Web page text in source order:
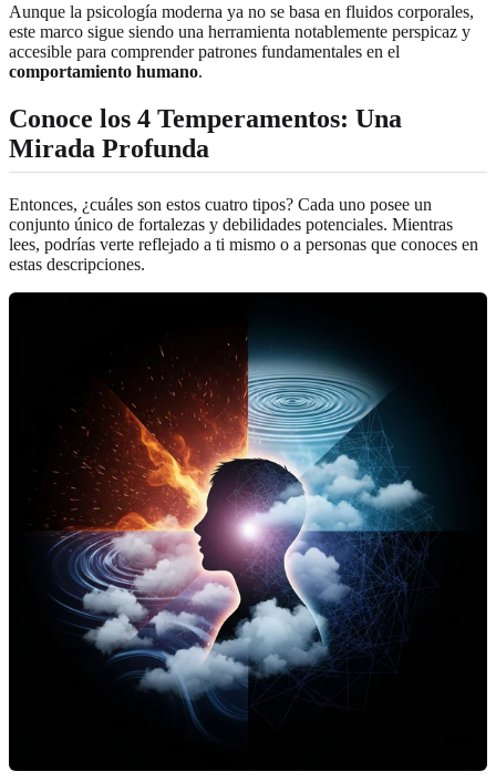
Aunque la psicología moderna ya no se basa en fluidos corporales,
este marco sigue siendo una herramienta notablemente perspicaz y
accesible para comprender patrones fundamentales en el
comportamiento humano.
Conoce los 4 Temperamentos: Una
Mirada Profunda
Entonces, ¿cuáles son estos cuatro tipos? Cada uno posee un
conjunto único de fortalezas y debilidades potenciales. Mientras
lees, podrías verte reflejado a ti mismo o a personas que conoces en
estas descripciones.